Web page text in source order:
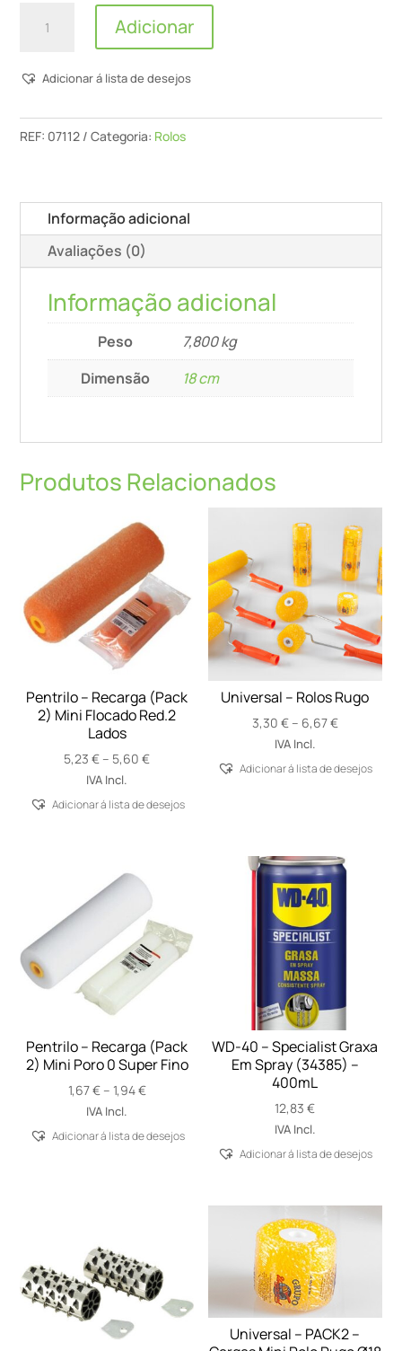
Quantidade
-
Pro
Alta
Resistencia
(Cabo
Adicionar
Adicionar á lista de desejos
REF: 07112 Categoria: Rolos
Informação adicional
Avaliações (0)
Informação adicional
Peso
7,800 kg
Dimensão
18 cm
Produtos Relacionados
Pentrilo – Recarga (Pack
2) Mini Flocado Red.2
Lados
5,23€ – 5,60€Price
through
IVA Incl.
Adicionar á lista de desejos
Universal – Rolos Rugo
3,30 € – 6,67€Price
through
IVA Incl.
Adicionar á lista de desejos
Pentrilo – Recarga (Pack
2) Mini Poro 0 Super Fino
1,67€ – 1,94€Price
through
IVA Incl.
Adicionar á lista de desejos
WD-40 – Specialist Graxa
Em Spray (34385) –
400mL
12,83€
IVA Incl.
Adicionar á lista de desejos
Universal – PACK2 –